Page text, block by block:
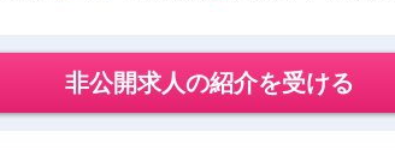
非公開求人の紹介を受ける